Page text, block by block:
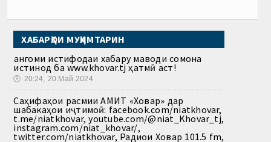
ХАБАРҲОИ МУҲИМТАРИН
Ҳангоми истифодаи хабару маводи сомона
истинод ба www.khovar.tj ҳатмӣ аст!
🕔 20:24, 20.Май 2024
Саҳифаҳои расмии АМИТ «Ховар» дар
шабакаҳои иҷтимоӣ: facebook.com/niatkhovar,
t.me/niatkhovar, youtube.com/@niat_Khovar_tj,
instagram.com/niat_khovar/,
twitter.com/niatkhovar, Радиои Ховар 101.5 fm,